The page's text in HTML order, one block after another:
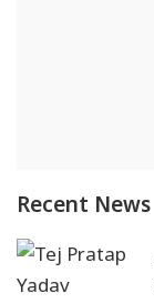
Recent News